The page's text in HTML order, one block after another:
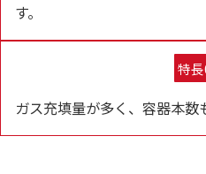
す。
特
ガス充填量が多く、容器本数